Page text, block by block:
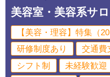
美容室・美容系サ
【美容・理容】特集（
研修制度あり
交通費
シフト制
未経験歓迎